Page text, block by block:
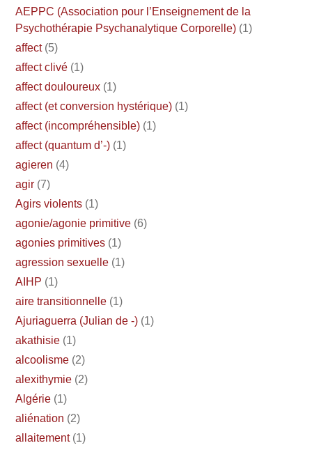
AEPPC (Association pour l’Enseignement de la
Psychothérapie Psychanalytique Corporelle) (1)
affect (5)
affect clivé (1)
affect douloureux (1)
affect (et conversion hystérique) (1)
affect (incompréhensible) (1)
affect (quantum d’-) (1)
agieren (4)
agir (7)
Agirs violents (1)
agonie/agonie primitive (6)
agonies primitives (1)
agression sexuelle (1)
AIHP (1)
aire transitionnelle (1)
Ajuriaguerra (Julian de -) (1)
akathisie (1)
alcoolisme (2)
alexithymie (2)
Algérie (1)
aliénation (2)
allaitement (1)